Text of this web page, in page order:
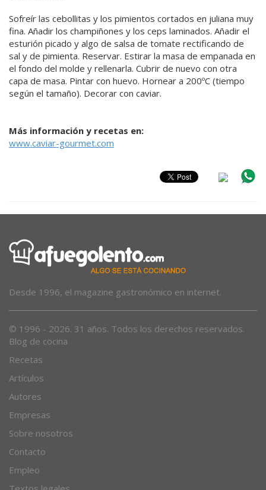
Sofreír las cebollitas y los pimientos cortados en juliana muy
fina. Añadir los champiñones y los ceps laminados. Añadir el
esturión picado y algo de salsa de tomate rectificando de
sal y de pimienta. Reservar. Estirar la masa de empanada en
el fondo del molde y rellenarla. Cubrir de nuevo con otra
capa de masa. Pintar con huevo. Hornear a 200ºC (tiempo
según el tamaño). Decorar con caviar.
Más información y recetas en:
www.caviar-gourmet.com
Desde 1996, el magazine gastronómico en internet.
© 1996 - 2026. 31 años. Todos los derechos reservados.
Blog de cocina
Recetas
Artículos
Autores
Empresas
Sobre nosotros
Contacto
Empleo